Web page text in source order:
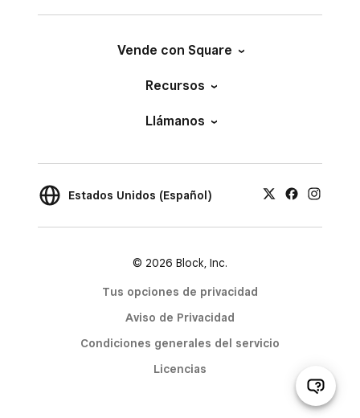
Vende con Square
Recursos
Llámanos
Estados Unidos (Español)
© 2026 Block, Inc.
Tus opciones de privacidad
Aviso de Privacidad
Condiciones generales del servicio
Licencias